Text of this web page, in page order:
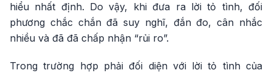
hiểu nhất định. Do vậy, khi đưa ra lời tỏ tình, đối
phương chắc chắn đã suy nghĩ, đắn đo, cân nhắc
nhiều và đã đã chấp nhận “rủi ro”.
Trong trường hợp phải đối diện với lời tỏ tình của